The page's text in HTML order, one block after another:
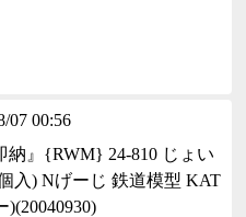
07 00:56
納』{RWM} 24-810 じょい
入) Nげーじ 鉄道模型 KAT
)(20040930)